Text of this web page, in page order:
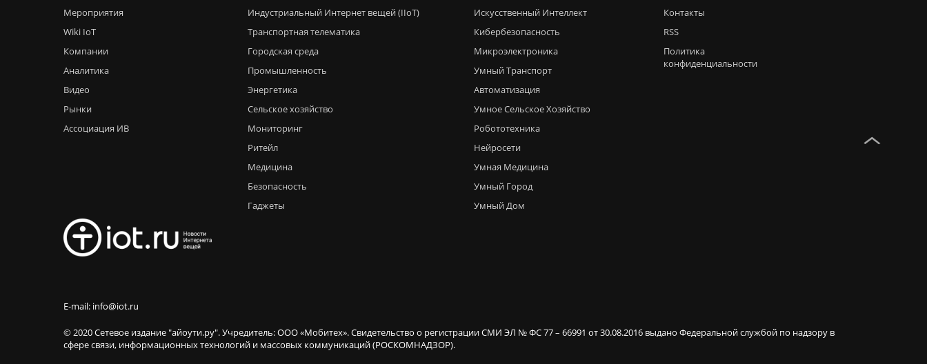
Мероприятия
Wiki IoT
Компании
Аналитика
Видео
Рынки
Ассоциация ИВ
Индустриальный Интернет вещей (IIoT)
Транспортная телематика
Городская среда
Промышленность
Энергетика
Сельское хозяйство
Мониторинг
Ритейл
Медицина
Безопасность
Гаджеты
Искусственный Интеллект
Кибербезопасность
Микроэлектроника
Умный Транспорт
Автоматизация
Умное Сельское Хозяйство
Робототехника
Нейросети
Умная Медицина
Умный Город
Умный Дом
Контакты
RSS
Политика
конфиденциальности
E-mail: info@iot.ru
© 2020 Сетевое издание "айоути.ру". Учредитель: ООО «Мобитех». Свидетельство о регистрации СМИ ЭЛ № ФС 77 – 66991 от 30.08.2016 выдано Федеральной службой по надзору в
сфере связи, информационных технологий и массовых коммуникаций (РОСКОМНАДЗОР).